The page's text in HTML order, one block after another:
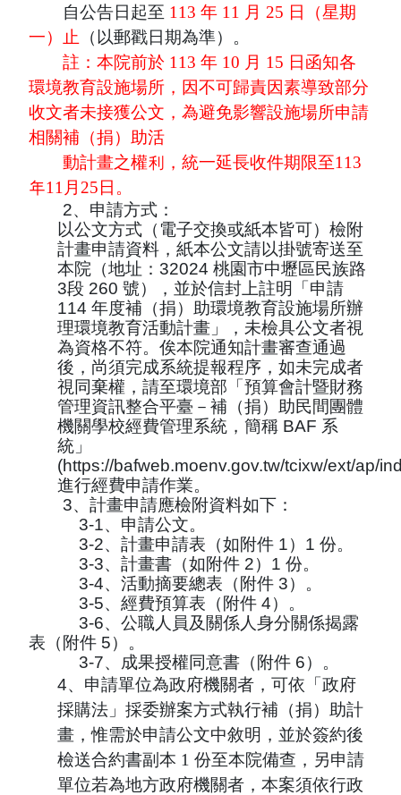
自公告日起至 113 年 11 月 25 日（星期
一）止
（以郵戳日期為準） 。
註：本院前於 113 年 10 月 15 日函知各
環境教育設施場所，因不可歸責因素導致部分
收文者未接獲公文，為避免影響設施場所申請
相關補（捐）助活
動計畫之權利，統一延長收件期限至113
年11月25日。
2、申請方式：
以公文方式（電子交換或紙本皆可）檢附
計畫申請資料，紙本公文請以掛號寄送至
本院（地址：32024桃園市中壢區民族路
3段 260號），並於信封上註明「申請
114年度補（捐）助環境教育設施場所辦
理環境教育活動計畫」，未檢具公文者視
為資格不符。俟本院通知計畫審查通過
後，尚須完成系統提報程序，如未完成者
視同棄權，請至環境部「預算會計暨財務
管理資訊整合平臺－補（捐）助民間團體
機關學校經費管理系統，簡稱 BAF 系
統」
(https://bafweb.moenv.gov.tw/tcixw/ext/ap/
進行經費申請作業。
3、計畫申請應檢附資料如下：
3-1、申請公文。
3-2、計畫申請表（如附件 1） 1份。
3-3、計畫書（如附件 2） 1份。
3-4、活動摘要總表（附件 3）。
3-5、經費預算表（附件 4）。
3-6、公職人員及關係人身分關係揭露
表（附件 5）。
3-7、成果授權同意書（附件 6）。
4、 申請單位為政府機關者，可依「政府
採購法」採委辦案方式執行補（捐）助計
畫，惟需於申請公文中敘明，並於簽約後
檢送合約書副本 1 份至本院備查，另申請
單位若為地方政府機關者，本案須依行政